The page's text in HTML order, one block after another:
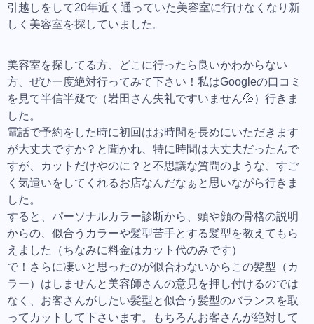
引越しをして20年近く通っていた美容室に行けなくなり新
しく美容室を探していました。
美容室を探してる方、どこに行ったら良いかわからない
方、ぜひ一度絶対行ってみて下さい！私はGoogleの口コミ
を見て半信半疑で（岩田さん失礼ですいません💦）行きま
した。
電話で予約をした時に初回はお時間を長めにいただきます
が大丈夫ですか？と聞かれ、特に時間は大丈夫だったんで
すが、カットだけやのに？と不思議な質問のような、すご
く気遣いをしてくれるお店なんだなぁと思いながら行きま
した。
すると、パーソナルカラー診断から、頭や顔の骨格の説明
からの、似合うカラーや髪型苦手とする髪型を教えてもら
えました（ちなみに料金はカット代のみです）
で！さらに凄いと思ったのが似合わないからこの髪型（カ
ラー）はしませんと美容師さんの意見を押し付けるのでは
なく、お客さんがしたい髪型と似合う髪型のバランスを取
ってカットして下さいます。もちろんお客さんが絶対して